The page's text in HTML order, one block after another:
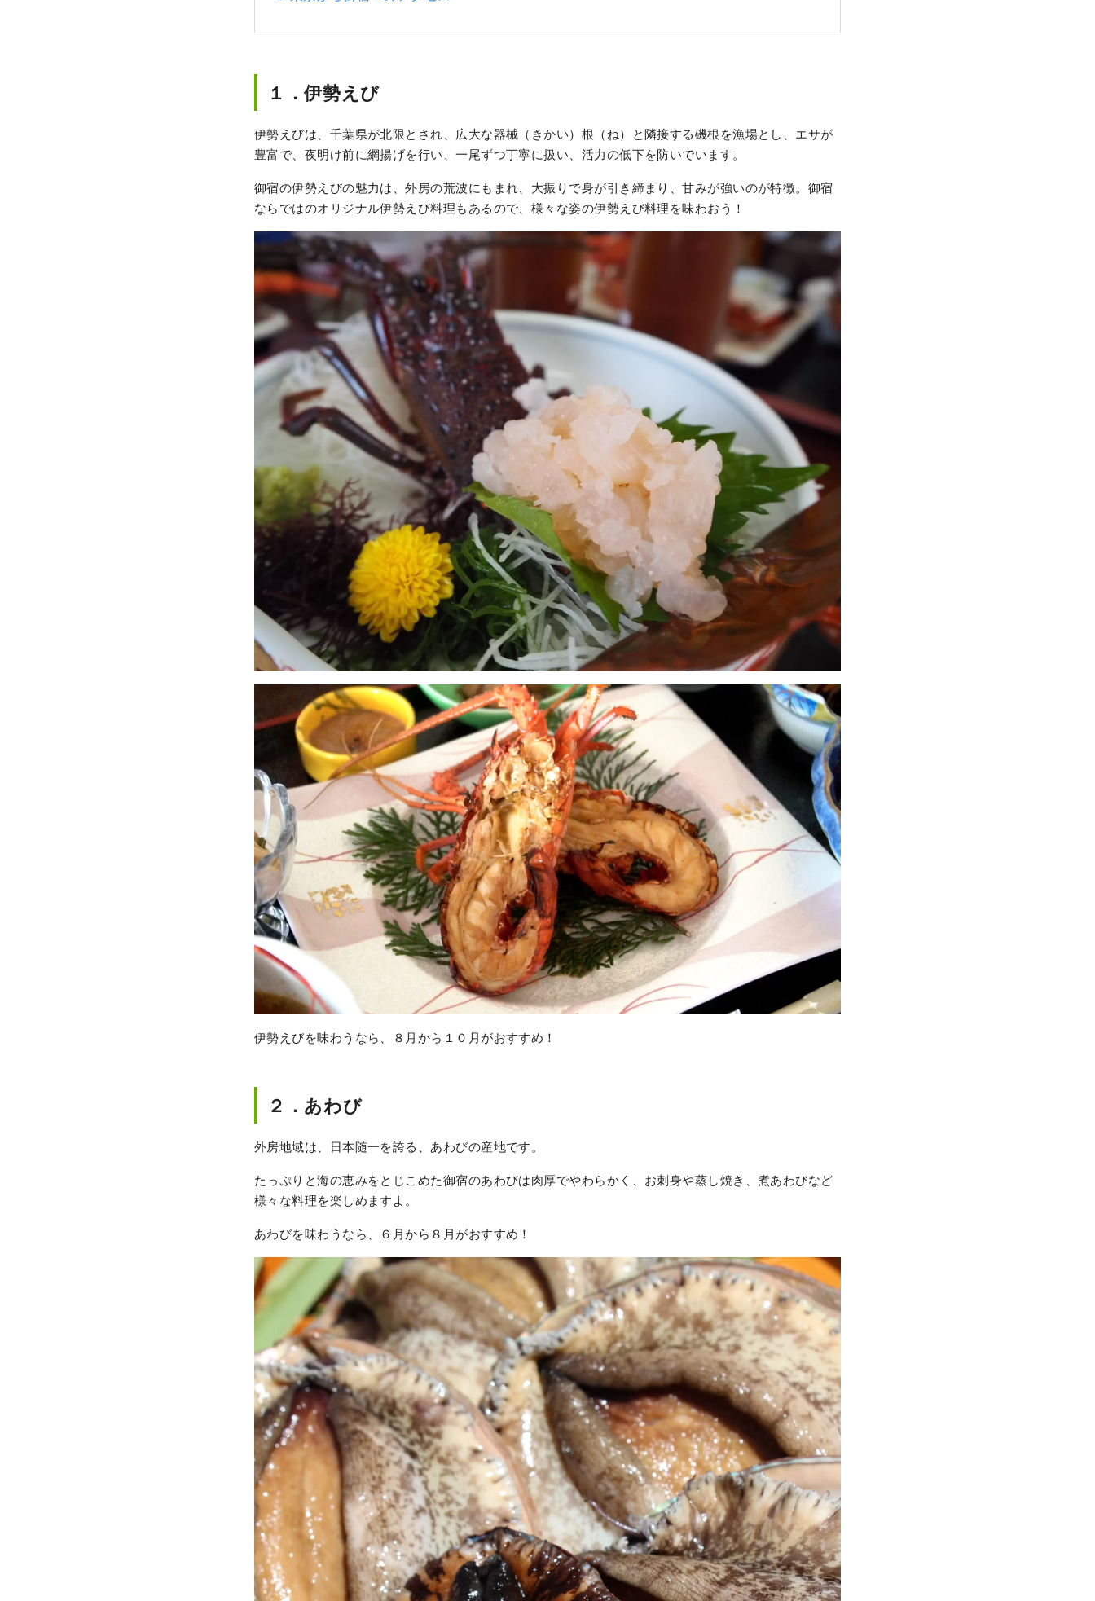
１．伊勢えび
伊勢えびは、千葉県が北限とされ、広大な器械（きかい）根（ね）と隣接する磯根を漁場とし、エサが
豊富で、夜明け前に網揚げを行い、一尾ずつ丁寧に扱い、活力の低下を防いでいます。
御宿の伊勢えびの魅力は、外房の荒波にもまれ、大振りで身が引き締まり、甘みが強いのが特徴。御宿
ならではのオリジナル伊勢えび料理もあるので、様々な姿の伊勢えび料理を味わおう！
伊勢えびを味わうなら、８月から１０月がおすすめ！
２．あわび
外房地域は、日本随一を誇る、あわびの産地です。
たっぷりと海の恵みをとじこめた御宿のあわびは肉厚でやわらかく、お刺身や蒸し焼き、煮あわびなど
様々な料理を楽しめますよ。
あわびを味わうなら、６月から８月がおすすめ！